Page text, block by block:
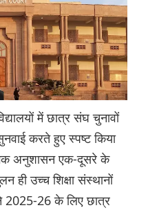
में छात्र संघ चुनावों
करते हुए स्पष्ट किया
अनुशासन एक-दूसरे के
ही उच्च शिक्षा संस्थानों
2025-26 के लिए छात्र